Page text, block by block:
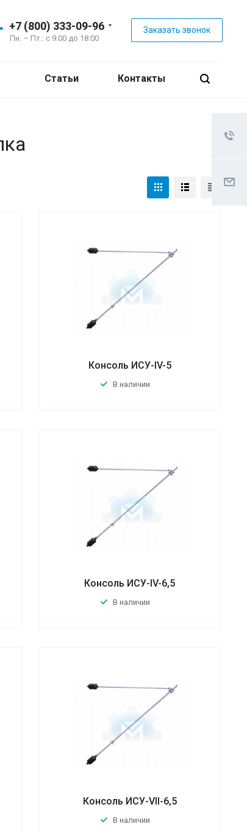
+7 (800) 333-09-96
Пн. – Пт.: с 9:00 до 18:00
Заказать звонок
Статьи Контакты
Консоль ИСУ-IV-5
В наличии
Консоль ИСУ-IV-6,5
В наличии
Консоль ИСУ-VII-6,5
В наличии